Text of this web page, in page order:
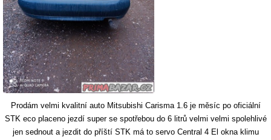
Prodám velmi kvalitní auto Mitsubishi Carisma 1.6 je měsíc po oficiální
STK eco placeno jezdí super se spotřebou do 6 litrů velmi velmi spolehlivé
jen sednout a jezdit do příští STK má to servo Central 4 El okna klimu